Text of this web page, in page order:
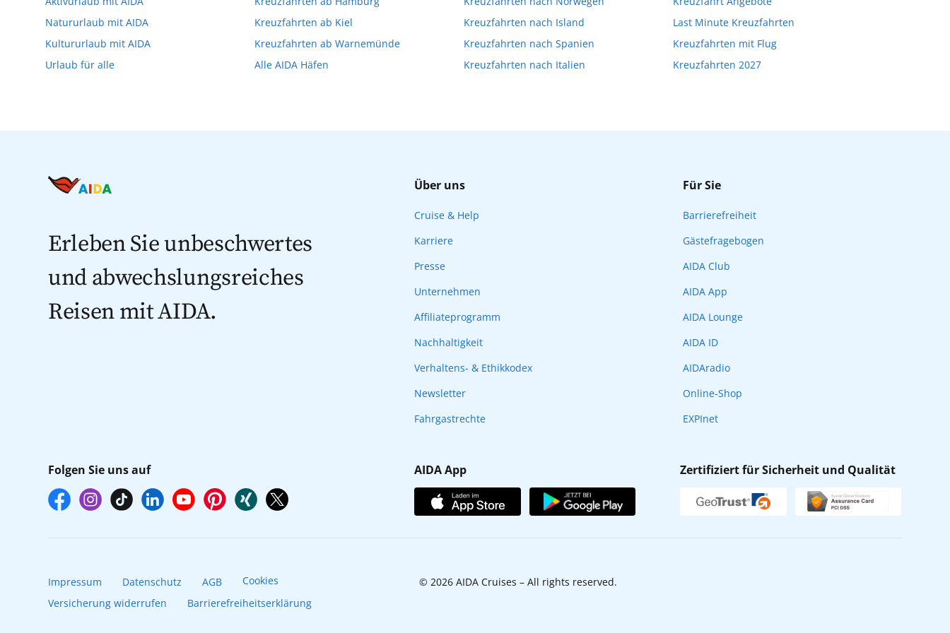
Verfügung stehen. Deshalb empfehlen wir Ihnen, die Reservierung Ihrer Lieblingsausflüge vor Reisebeginn online über myAIDA
vorzunehmen.
Natururlaub mit AIDA
Kultururlaub mit AIDA
Urlaub für alle
Kreuzfahrten ab Kiel
Kreuzfahrten ab Warnemünde
Alle AIDA Häfen
Kreuzfahrten nach Island
Kreuzfahrten nach Spanien
Kreuzfahrten nach Italien
Last Minute Kreuzfahrten
Kreuzfahrten mit Flug
Kreuzfahrten 2027
Erleben Sie unbeschwertes
und abwechslungsreiches
Reisen mit AIDA.
Folgen Sie uns auf
Über uns
Cruise & Help
Karriere
Presse
Unternehmen
Affiliateprogramm
Nachhaltigkeit
Verhaltens- & Ethikkodex
Newsletter
Fahrgastrechte
Für Sie
Barrierefreiheit
Gästefragebogen
AIDA Club
AIDA App
AIDA Lounge
AIDA ID
AIDAradio
Online-Shop
EXPInet
AIDA App Zertifiziert für Sicherheit und Qualität
Impressum Datenschutz AGB
Cookies
Versicherung widerrufen
Barrierefreiheitserklärung
© 2026 AIDA Cruises – All rights reserved.